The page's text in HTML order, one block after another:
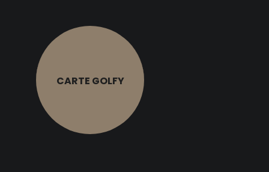
CARTE GOLFY